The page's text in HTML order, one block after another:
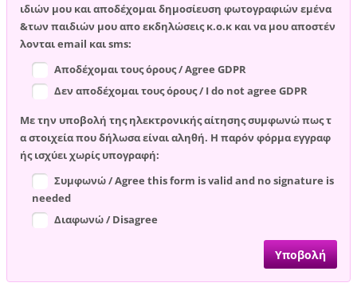
ιδιών μου και αποδέχομαι δημοσίευση φωτογραφιών εμένα
&των παιδιών μου απο εκδηλώσεις κ.ο.κ και να μου αποστέν
λονται email και sms:
Αποδέχομαι τους όρους / Agree GDPR
Δεν αποδέχομαι τους όρους / I do not agree GDPR
Με την υποβολή της ηλεκτρονικής αίτησης συμφωνώ πως τ
α στοιχεία που δήλωσα είναι αληθή. Η παρόν φόρμα εγγραφ
ής ισχύει χωρίς υπογραφή:
Συμφωνώ / Agree this form is valid and no signature is
needed
Διαφωνώ / Disagree